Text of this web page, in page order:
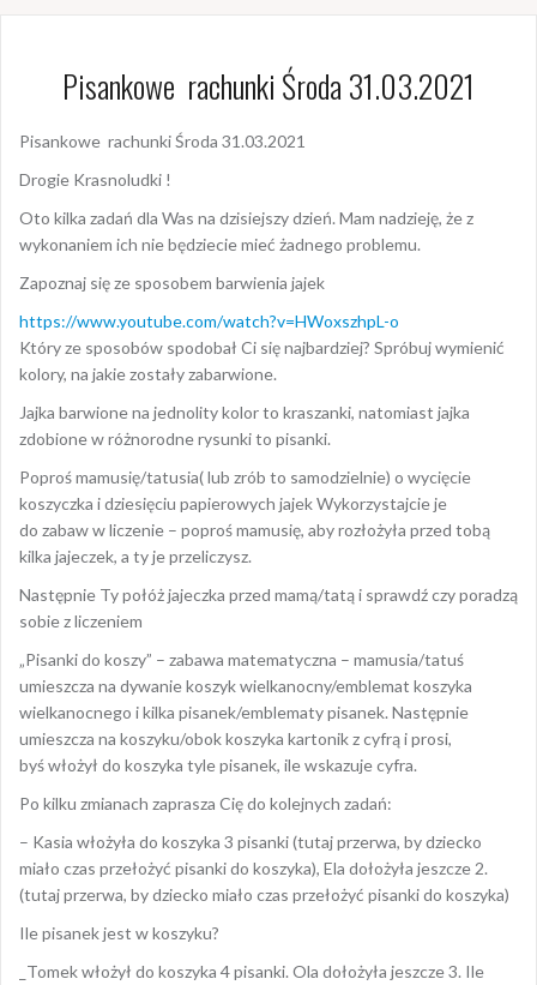
Pisankowe rachunki Środa 31.03.2021
Pisankowe rachunki Środa 31.03.2021
Drogie Krasnoludki !
Oto kilka zadań dla Was na dzisiejszy dzień. Mam nadzieję, że z
wykonaniem ich nie będziecie mieć żadnego problemu.
Zapoznaj się ze sposobem barwienia jajek
https://www.youtube.com/watch?v=HWoxszhpL-o
Który ze sposobów spodobał Ci się najbardziej? Spróbuj wymienić
kolory, na jakie zostały zabarwione.
Jajka barwione na jednolity kolor to kraszanki, natomiast jajka
zdobione w różnorodne rysunki to pisanki.
Poproś mamusię/tatusia( lub zrób to samodzielnie) o wycięcie
koszyczka i dziesięciu papierowych jajek Wykorzystajcie je
do zabaw w liczenie – poproś mamusię, aby rozłożyła przed tobą
kilka jajeczek, a ty je przeliczysz.
Następnie Ty połóż jajeczka przed mamą/tatą i sprawdź czy poradzą
sobie z liczeniem
„Pisanki do koszy” – zabawa matematyczna – mamusia/tatuś
umieszcza na dywanie koszyk wielkanocny/emblemat koszyka
wielkanocnego i kilka pisanek/emblematy pisanek. Następnie
umieszcza na koszyku/obok koszyka kartonik z cyfrą i prosi,
byś włożył do koszyka tyle pisanek, ile wskazuje cyfra.
Po kilku zmianach zaprasza Cię do kolejnych zadań:
– Kasia włożyła do koszyka 3 pisanki (tutaj przerwa, by dziecko
miało czas przełożyć pisanki do koszyka), Ela dołożyła jeszcze 2.
(tutaj przerwa, by dziecko miało czas przełożyć pisanki do koszyka)
Ile pisanek jest w koszyku?
_Tomek włożył do koszyka 4 pisanki. Ola dołożyła jeszcze 3. Ile